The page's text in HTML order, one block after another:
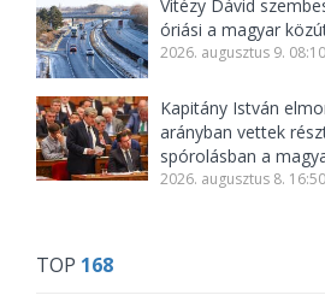
Vitézy Dávid
óriási a magyar
2026. augusztus 9. 08:10
Kapitány István
arányban vettek
spórolásban a
2026. augusztus 8. 16:50
TOP 168